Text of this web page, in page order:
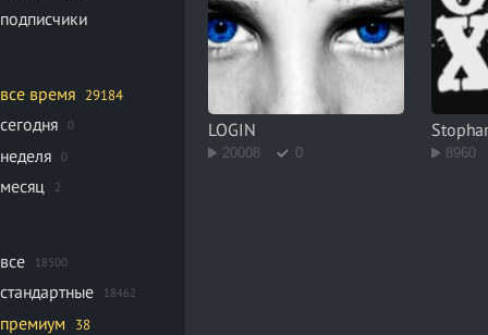
подписчики
все время 29184
сегодня 0
неделя 0
месяц 2
все 18500
стандартные 18462
премиум 38
LOGIN
20008 0 8960